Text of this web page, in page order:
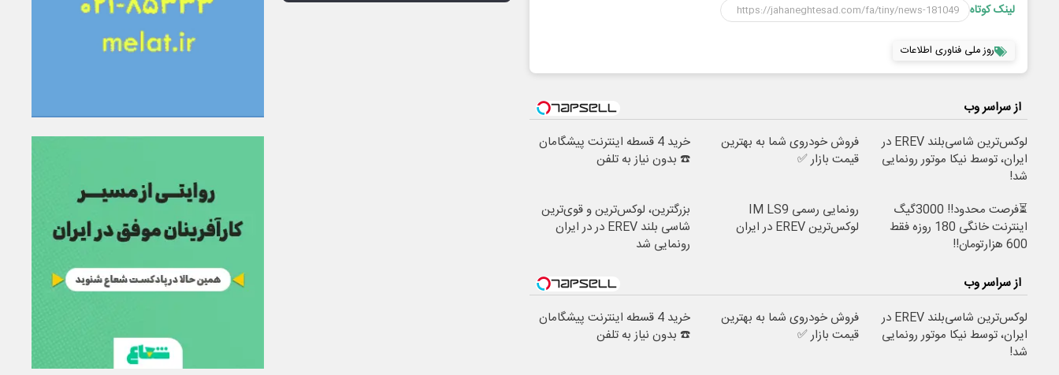
لینک کوتاه
روز ملی فناوری اطلاعات
از سراسر وب
لوکس‌ترین شاسی‌بلند EREV در
ایران، توسط نیکا موتور رونمایی
شد!
فروش خودروی شما به بهترین
قیمت بازار ✅
خرید 4 قسطه اینترنت پیشگامان
☎️ بدون نیاز به تلفن
⏳فرصت محدود!! 3000گیگ
اینترنت خانگی 180 روزه فقط
600 هزارتومان!!
رونمایی رسمی IM LS9
لوکس‌ترین EREV در ایران
بزرگترین، لوکس‌ترین و قوی‌ترین
شاسی بلند EREV در در ایران
رونمایی شد
از سراسر وب
لوکس‌ترین شاسی‌بلند EREV در
ایران، توسط نیکا موتور رونمایی
شد!
فروش خودروی شما به بهترین
قیمت بازار ✅
خرید 4 قسطه اینترنت پیشگامان
☎️ بدون نیاز به تلفن